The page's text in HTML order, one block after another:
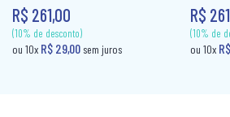
PANELEIRO
PANELEIRO AÇO
CAMA BOX SOLTEIRO
CAMA CASAL
R$ 261,00 R$